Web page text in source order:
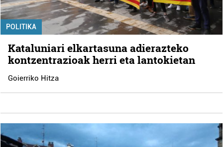
POLITIKA
Kataluniari elkartasuna adierazteko
kontzentrazioak herri eta lantokietan
Goierriko Hitza